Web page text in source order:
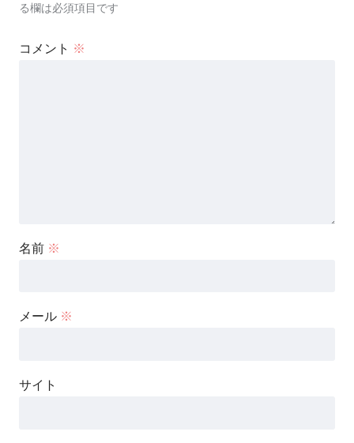
る欄は必須項目です
コメント ※
名前 ※
メール ※
サイト